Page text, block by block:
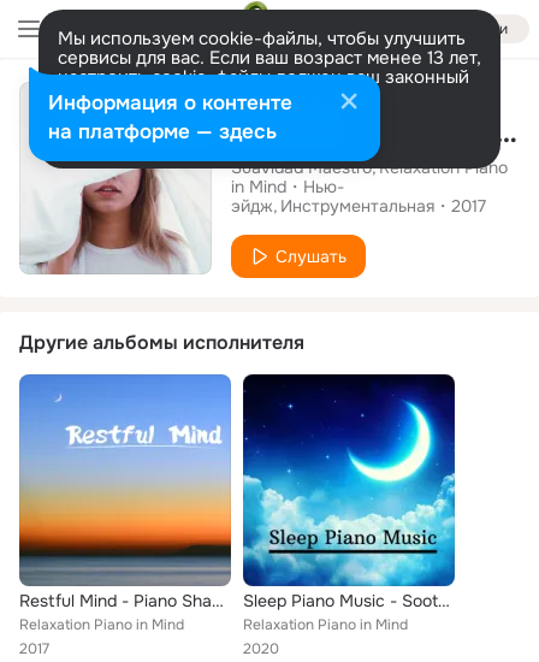
Войти
Мы используем cookie-файлы, чтобы улучшить
сервисы для вас. Если ваш возраст менее 13 лет,
настроить cookie-файлы должен ваш законный
представитель. Больше информации
Разрешить все Настроить Tranquilidad - Musica Relajante Instrumental Especial Creada para Lograr la Paz Interior, la Relajación Profunda
Suavidad Maestro Relaxation Piano
in Mind
Нью-
эйдж Инструментальная 2017
Слушать
Другие альбомы исполнителя
Restful Mind - Piano Shades, Liquid Nature Sounds for Deep Relaxation and Soothing Rest
Relaxation Piano in Mind
2017
Sleep Piano Music - Soothing World
Relaxation Piano in Mind
2020
Информация о контенте
на платформе — здесь